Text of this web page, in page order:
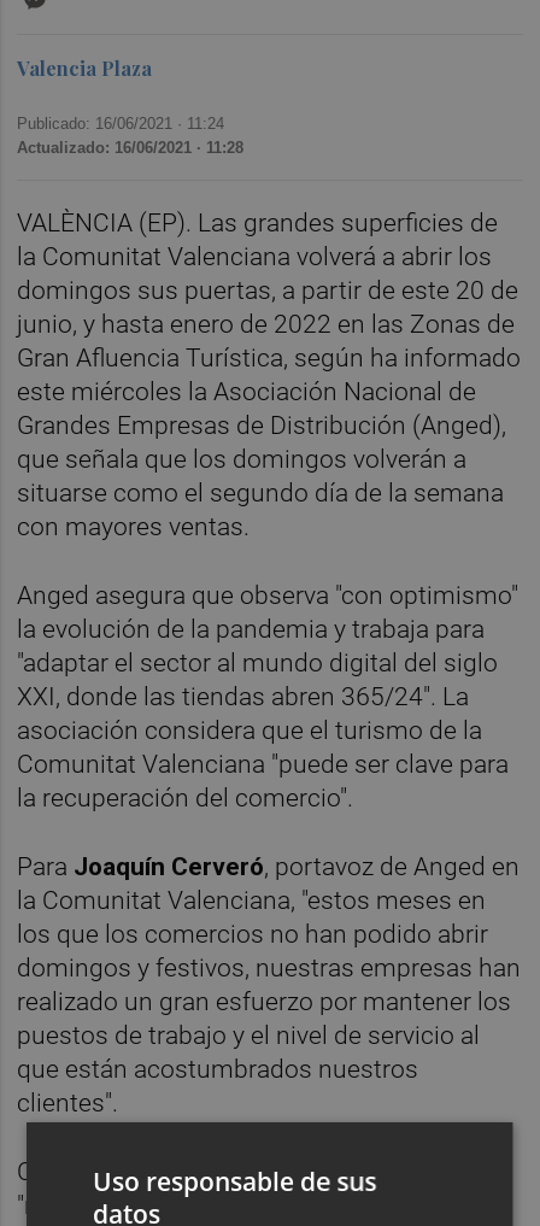
Valencia Plaza
Publicado: 16/06/2021 · 11:24
Actualizado: 16/06/2021 · 11:28
VALÈNCIA (EP). Las grandes superficies de
la Comunitat Valenciana volverá a abrir los
domingos sus puertas, a partir de este 20 de
junio, y hasta enero de 2022 en las Zonas de
Gran Afluencia Turística, según ha informado
este miércoles la Asociación Nacional de
Grandes Empresas de Distribución (Anged),
que señala que los domingos volverán a
situarse como el segundo día de la semana
con mayores ventas.
Anged asegura que observa "con optimismo"
la evolución de la pandemia y trabaja para
"adaptar el sector al mundo digital del siglo
XXI, donde las tiendas abren 365/24". La
asociación considera que el turismo de la
Comunitat Valenciana "puede ser clave para
la recuperación del comercio".
Para Joaquín Cerveró, portavoz de Anged en
la Comunitat Valenciana, "estos meses en
los que los comercios no han podido abrir
domingos y festivos, nuestras empresas han
realizado un gran esfuerzo por mantener los
puestos de trabajo y el nivel de servicio al
que están acostumbrados nuestros
clientes".
Cerveró ha señalado que los centros siguen
"recibiendo una cantidad creciente de
Uso responsable de sus
datos